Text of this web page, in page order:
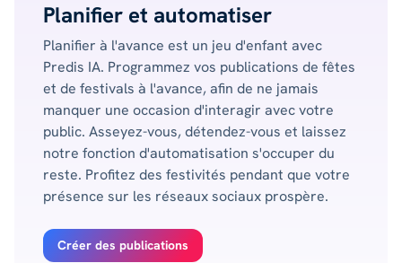
Planifier et automatiser
Planifier à l'avance est un jeu d'enfant avec
Predis IA. Programmez vos publications de fêtes
et de festivals à l'avance, afin de ne jamais
manquer une occasion d'interagir avec votre
public. Asseyez-vous, détendez-vous et laissez
notre fonction d'automatisation s'occuper du
reste. Profitez des festivités pendant que votre
présence sur les réseaux sociaux prospère.
Créer des publications